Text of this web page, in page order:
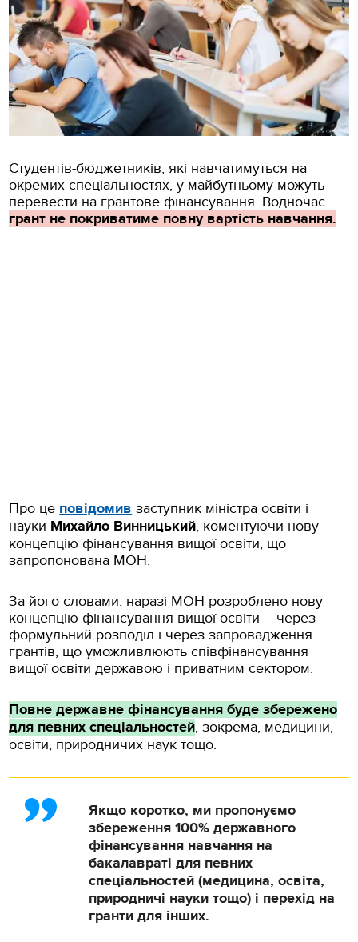
Студентів-бюджетників, які навчатимуться на
окремих спеціальностях, у майбутньому можуть
перевести на грантове фінансування. Водночас
грант не покриватиме повну вартість навчання.
Про це повідомив заступник міністра освіти і
науки Михайло Винницький, коментуючи нову
концепцію фінансування вищої освіти, що
запропонована МОН.
За його словами, наразі МОН розроблено нову
концепцію фінансування вищої освіти – через
формульний розподіл і через запровадження
грантів, що уможливлюють співфінансування
вищої освіти державою і приватним сектором.
Повне державне фінансування буде збережено
для певних спеціальностей, зокрема, медицини,
освіти, природничих наук тощо.
Якщо коротко, ми пропонуємо
збереження 100% державного
фінансування навчання на
бакалавраті для певних
спеціальностей (медицина, освіта,
природничі науки тощо) і перехід на
гранти для інших.